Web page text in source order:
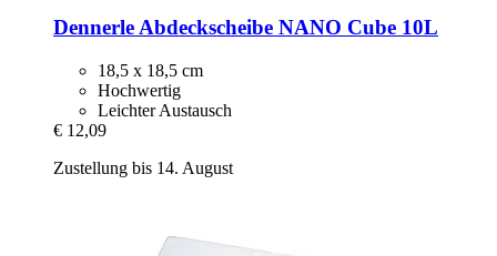
Dennerle Abdeckscheibe NANO Cube 10L
18,5 x 18,5 cm
Hochwertig
Leichter Austausch
€ 12,09
Zustellung bis 14. August